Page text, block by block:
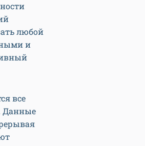
любой
и
все
Данные